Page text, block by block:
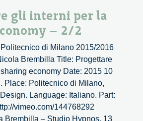
gli interni per la
– 2/2
di Milano 2015/2016
Brembilla Title: Progettare
economy Date: 2015 10
Place: Politecnico di Milano,
Language: Italiano. Part:
vimeo.com/144768292
Brembilla – Studio Hypnos. 13